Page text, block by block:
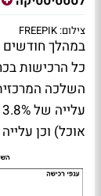
צילום: FREEPIK
כל הרכישות
השלכה
אוכל) וכן עלייה של 7.8% ברכישות